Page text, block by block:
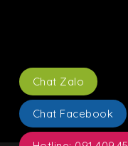
Chat Zalo
Chat Facebook